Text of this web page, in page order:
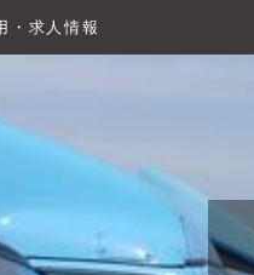
・求人情報